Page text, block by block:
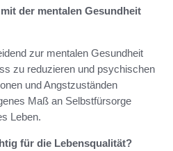
der mentalen Gesundheit
zur mentalen Gesundheit
zu reduzieren und psychischen
und Angstzuständen
Maß an Selbstfürsorge
Leben.
für die Lebensqualität?